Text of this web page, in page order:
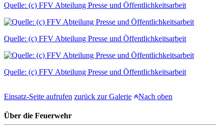
Quelle: (c) FFV Abteilung Presse und Öffentlichkeitsarbeit
Quelle: (c) FFV Abteilung Presse und Öffentlichkeitsarbeit
Quelle: (c) FFV Abteilung Presse und Öffentlichkeitsarbeit
Einsatz-Seite aufrufen zurück zur Galerie Nach oben
Über die Feuerwehr